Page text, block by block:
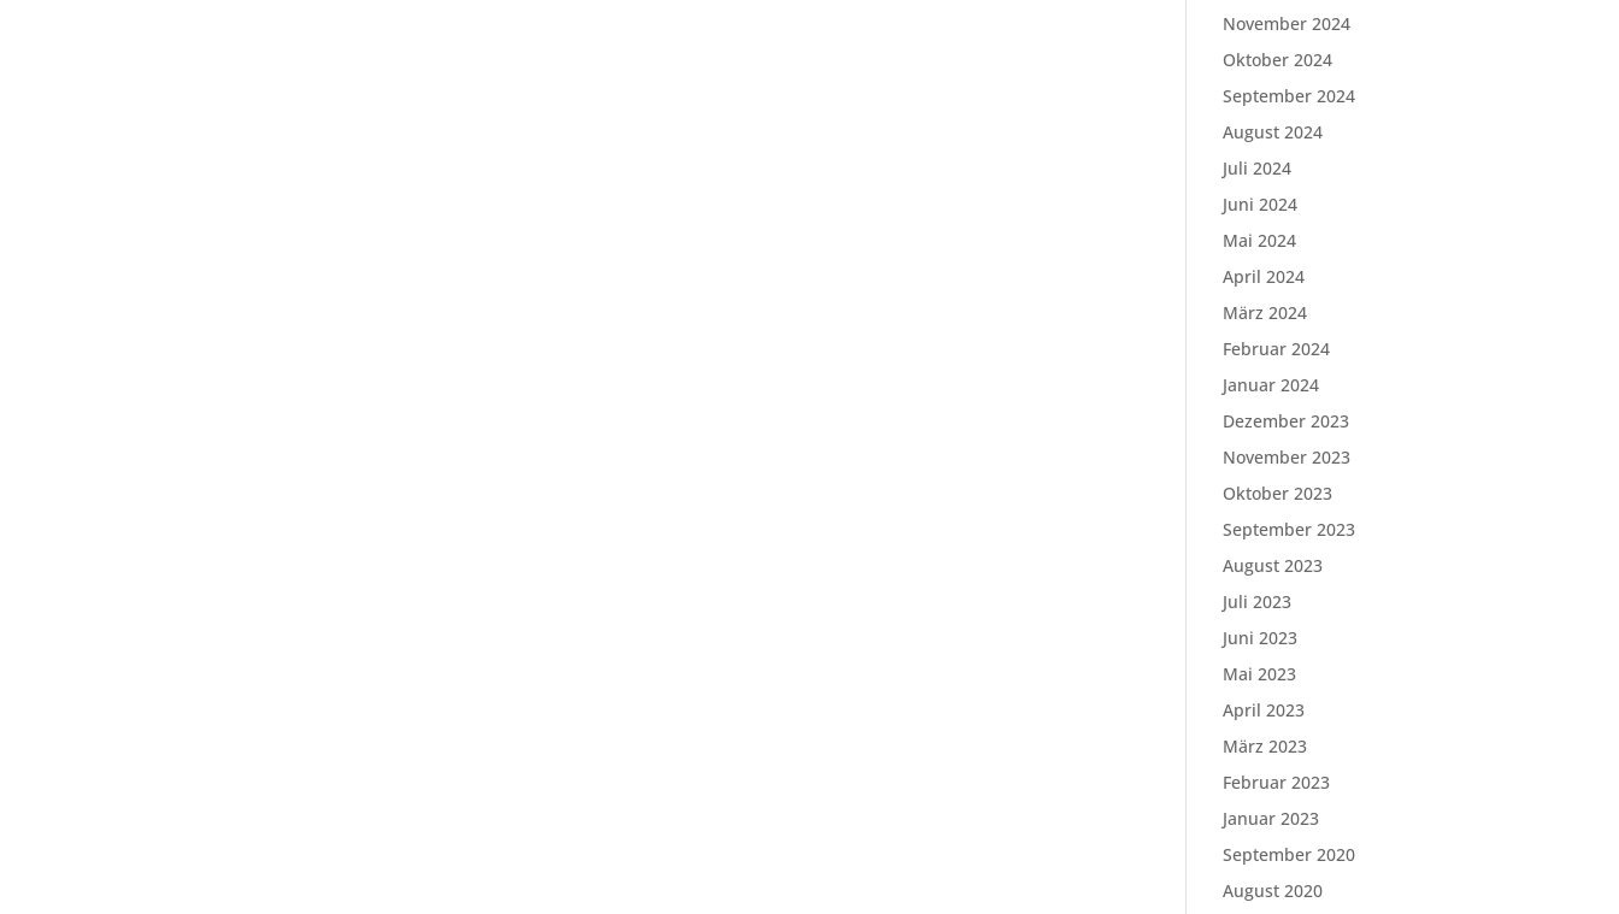
November 2024
Oktober 2024
September 2024
August 2024
Juli 2024
Juni 2024
Mai 2024
April 2024
März 2024
Februar 2024
Januar 2024
Dezember 2023
November 2023
Oktober 2023
September 2023
August 2023
Juli 2023
Juni 2023
Mai 2023
April 2023
März 2023
Februar 2023
Januar 2023
September 2020
August 2020